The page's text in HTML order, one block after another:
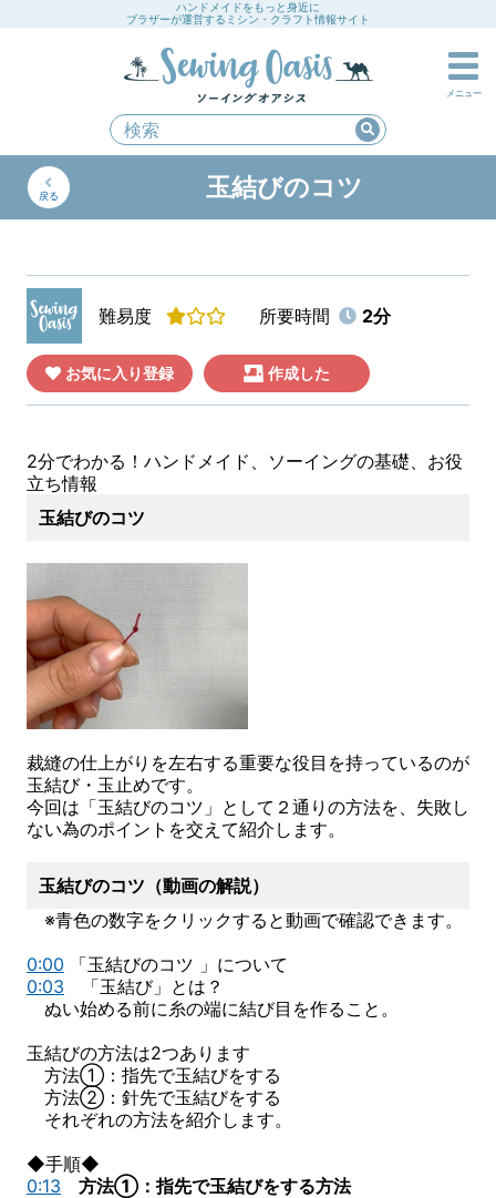
ハンドメイドをもっと身近に
ブラザーが運営するミシン・クラフト情報サイト
メニュー
戻る 玉結びのコツ
難易度 所要時間 2分
お気に入り登録 作成した
2分でわかる！ハンドメイド、ソーイングの基礎、お役
立ち情報
玉結びのコツ
裁縫の仕上がりを左右する重要な役目を持っているのが
玉結び・玉止めです。
今回は「玉結びのコツ」として２通りの方法を、失敗し
ない為のポイントを交えて紹介します。
玉結びのコツ（動画の解説）
※青色の数字をクリックすると動画で確認できます。
0:00 「玉結びのコツ 」について
0:03 「玉結び」とは？
ぬい始める前に糸の端に結び目を作ること。
玉結びの方法は2つあります
方法①：指先で玉結びをする
方法②：針先で玉結びをする
それぞれの方法を紹介します。
◆手順◆
0:13
方法①：指先で玉結びをする方法